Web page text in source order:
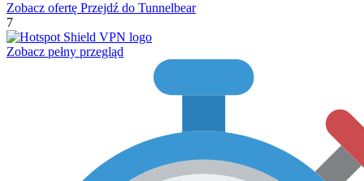
Zobacz ofertę Przejdź do Tunnelbear
7
Zobacz pełny przegląd